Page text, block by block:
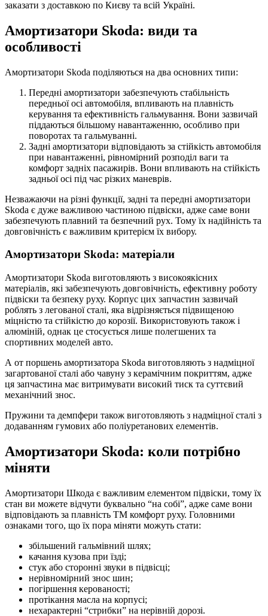
заказати з доставкою по Києву та всій Україні.
Амортизатори Skoda: види та
особливості
Амортизатори Skoda поділяються на два основних типи:
Передні амортизатори забезпечують стабільність
передньої осі автомобіля, впливають на плавність
керування та ефективність гальмування. Вони зазвичай
піддаються більшому навантаженню, особливо при
поворотах та гальмуванні.
Задні амортизатори відповідають за стійкість автомобіля
при навантаженні, рівномірний розподіл ваги та
комфорт задніх пасажирів. Вони впливають на стійкість
задньої осі під час різких маневрів.
Незважаючи на різні функції, задні та передні амортизатори
Skoda є дуже важливою частиною підвіски, адже саме вони
забезпечують плавний та безпечний рух. Тому їх надійність та
довговічність є важливим критерієм їх вибору.
Амортизатори Skoda: матеріали
Амортизатори Skoda виготовляють з високоякісних
матеріалів, які забезпечують довговічність, ефективну роботу
підвіски та безпеку руху. Корпус цих запчастин зазвичай
роблять з легованої сталі, яка відрізняється підвищеною
міцністю та стійкістю до корозії. Використовують також і
алюміній, однак це стосується лише полегшених та
спортивних моделей авто.
А от поршень амортизатора Skoda виготовляють з надміцної
загартованої сталі або чавуну з керамічним покриттям, адже
ця запчастина має витримувати високий тиск та суттєвий
механічний знос.
Пружини та демпфери також виготовляють з надміцної сталі з
додаванням гумових або поліуретанових елементів.
Амортизатори Skoda: коли потрібно
міняти
Амортизатори Шкода є важливим елементом підвіски, тому їх
стан ви можете відчути буквально “на собі”, адже саме вони
відповідають за плавність ТМ комфорт руху. Головними
ознаками того, що їх пора міняти можуть стати:
збільшений гальмівний шлях;
качання кузова при їзді;
стук або сторонні звуки в підвісці;
нерівномірний знос шин;
погіршення керованості;
протікання масла на корпусі;
нехарактерні “стрибки” на нерівній дорозі.